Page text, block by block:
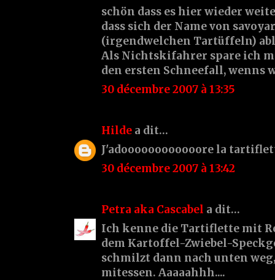
schön dass es hier wieder
dass sich der Name von
(irgendwelchen Tartüffeln)
Als Nichtskifahrer spare ich
den ersten Schneefall, wenns
30 décembre 2007 à 13:35
Hilde a dit…
J'adoooooooooooore la
30 décembre 2007 à 13:42
Petra aka Cascabel a dit…
Ich kenne die Tartiflette mit
dem Kartoffel-Zwiebel-
schmilzt dann nach unten
mitessen. Aaaaahhh....